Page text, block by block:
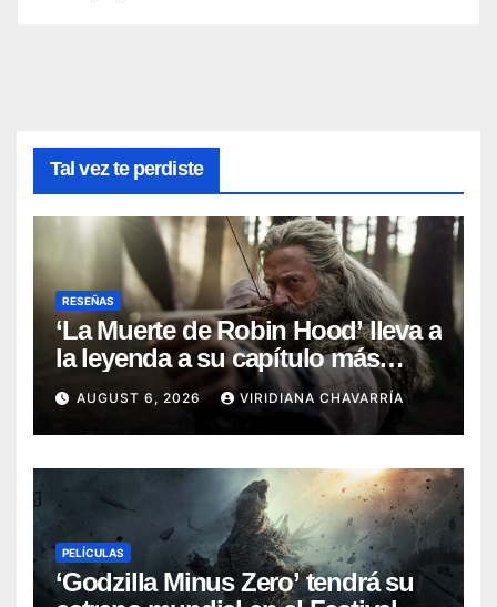
Tal vez te perdiste
RESEÑAS
‘La Muerte de Robin Hood’ lleva a
la leyenda a su capítulo más
oscuro (Reseña)
AUGUST 6, 2026 VIRIDIANA CHAVARRÍA
PELÍCULAS
‘Godzilla Minus Zero’ tendrá su